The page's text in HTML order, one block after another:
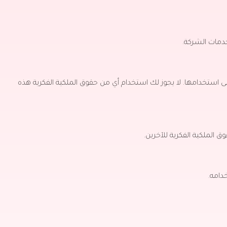
الشركة.
استخدامها. لا يجوز لك استخدام أي من حقوق الملكية الفكرية هذه
الفكرية للآخرين.